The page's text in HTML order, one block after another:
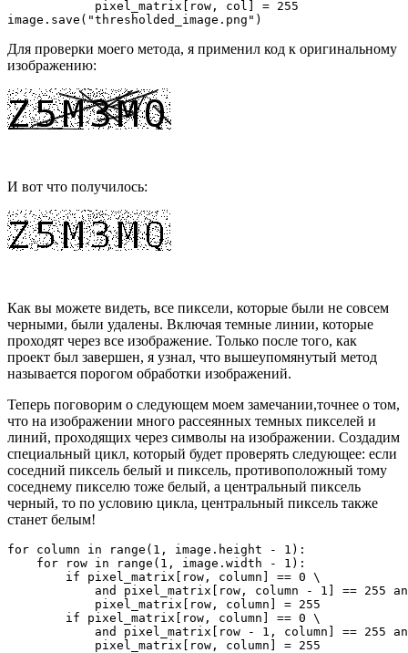
            pixel_matrix[row, col] = 255
image.save("thresholded_image.png")
Для проверки моего метода, я применил код к оригинальному
изображению:
И вот что получилось:
Как вы можете видеть, все пиксели, которые были не совсем
черными, были удалены. Включая темные линии, которые
проходят через все изображение. Только после того, как
проект был завершен, я узнал, что вышеупомянутый метод
называется порогом обработки изображений.
Теперь поговорим о следующем моем замечании,точнее о том,
что на изображении много рассеянных темных пикселей и
линий, проходящих через символы на изображении. Создадим
специальный цикл, который будет проверять следующее: если
соседний пиксель белый и пиксель, противоположный тому
соседнему пикселю тоже белый, а центральный пиксель
черный, то по условию цикла, центральный пиксель также
станет белым!
for column in range(1, image.height - 1):
    for row in range(1, image.width - 1):
        if pixel_matrix[row, column] == 0 \
and pixel_matrix[row, column - 1] == 255
            pixel_matrix[row, column] = 255
        if pixel_matrix[row, column] == 0 \
and pixel_matrix[row - 1, column] == 255
            pixel_matrix[row, column] = 255